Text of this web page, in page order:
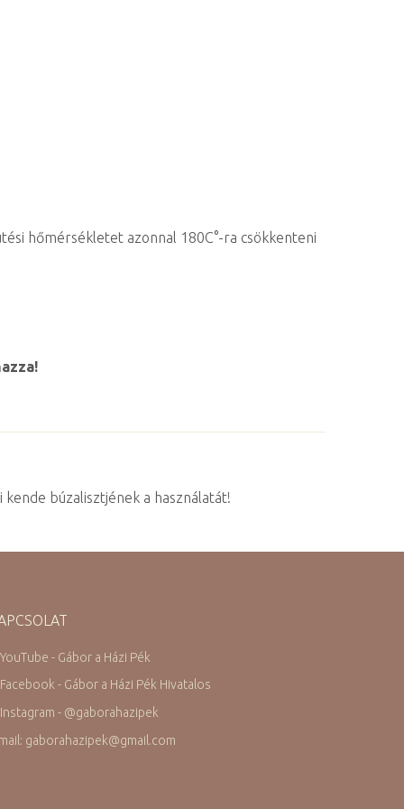
hőmérsékletet azonnal 180C°-ra csökkenteni
búzalisztjének a használatát!
- Gábor a Házi Pék
- Gábor a Házi Pék Hivatalos
- @gaborahazipek
gaborahazipek@gmail.com